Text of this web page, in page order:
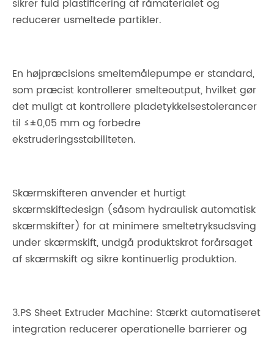
sikrer fuld plastificering af råmaterialet og
reducerer usmeltede partikler.
En højpræcisions smeltemålepumpe er standard,
som præcist kontrollerer smelteoutput, hvilket gør
det muligt at kontrollere pladetykkelsestolerancer
til ≤±0,05 mm og forbedre
ekstruderingsstabiliteten.
Skærmskifteren anvender et hurtigt
skærmskiftedesign (såsom hydraulisk automatisk
skærmskifter) for at minimere smeltetryksudsving
under skærmskift, undgå produktskrot forårsaget
af skærmskift og sikre kontinuerlig produktion.
3.PS Sheet Extruder Machine: Stærkt automatiseret
integration reducerer operationelle barrierer og